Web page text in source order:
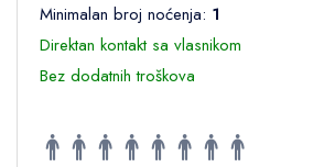
Minimalan broj noćenja: 1
Direktan kontakt sa vlasnikom
Bez dodatnih troškova